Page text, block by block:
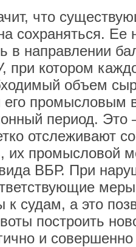
что
сохраняться. Ее
в направлении
котором
объем
его промысловым
период.
отслеживают
их промысловой
ВБР. При
к судам, а это
построить
и